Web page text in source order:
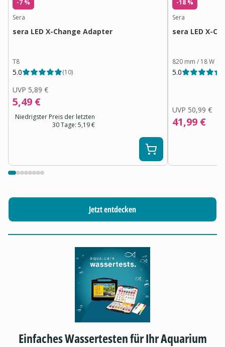
-7 %
Sera
sera LED X-Change Adapter
T8
5.0 (10)
UVP 5,89 €
5,49 €
Niedrigster Preis der letzten
30 Tage: 5,19 €
-18 %
Sera
sera LED X-
820 mm / 18 W
5.0
UVP 50,99 €
41,99 €
Jetzt entdecken
Einfaches Wassertesten für Ihr Aquarium